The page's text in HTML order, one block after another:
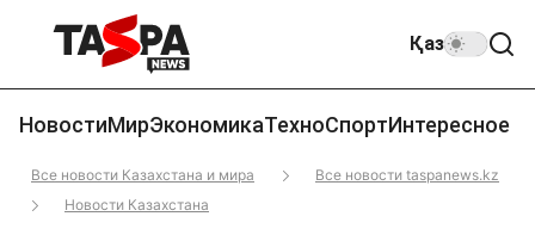
Қаз
НовостиМирЭкономикаТехноСпортИнтересное
Все новости Казахстана и мира
Все новости taspanews.kz
Новости Казахстана